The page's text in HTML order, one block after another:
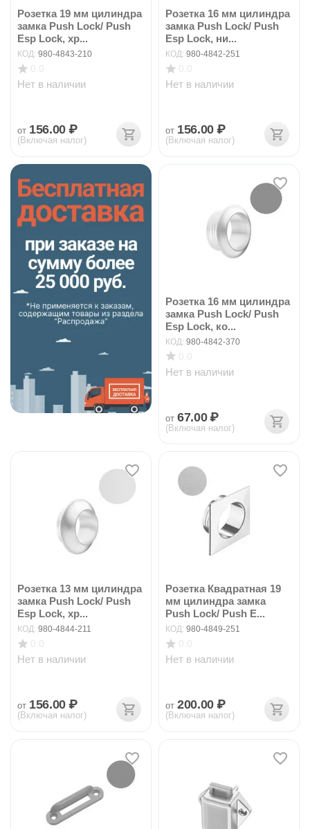
Розетка 19 мм цилиндра
замка Push Lock/ Push
Esp Lock, хр...
КОД: 980-4843-210
Нет в наличии
от 156.00 ₽
(Включая налог)
Розетка 16 мм цилиндра
замка Push Lock/ Push
Esp Lock, ни...
КОД: 980-4842-251
Нет в наличии
от 156.00 ₽
(Включая налог)
Розетка 16 мм цилиндра
замка Push Lock/ Push
Esp Lock, ко...
КОД: 980-4842-370
Нет в наличии
от 67.00 ₽
(Включая налог)
Розетка 13 мм цилиндра
замка Push Lock/ Push
Esp Lock, хр...
КОД: 980-4844-211
Нет в наличии
от 156.00 ₽
(Включая налог)
Розетка Квадратная 19
мм цилиндра замка
Push Lock/ Push E...
КОД: 980-4849-251
Нет в наличии
от 200.00 ₽
(Включая налог)